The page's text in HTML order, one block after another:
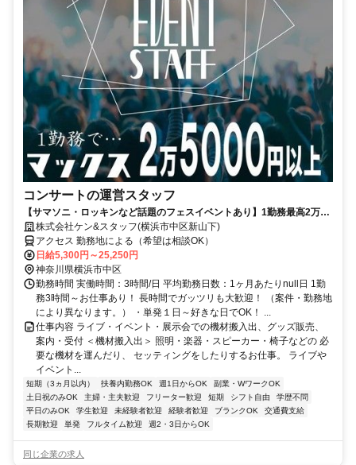
コンサートの運営スタッフ
【サマソニ・ロッキンなど話題のフェスイベントあり】1勤務最高2万
5250円！人気のイベント・ライブ・コンサートがたくさん！単発1日～
働きたい時でＯＫ！
株式会社ケン&スタッフ(横浜市中区新山下)
アクセス 勤務地による（希望は相談OK）
日給5,300円～25,250円
神奈川県横浜市中区
勤務時間 実働時間：3時間/日 平均勤務日数：1ヶ月あたりnull日 1勤
務3時間～お仕事あり！ 長時間でガッツリも大歓迎！ （案件・勤務地
により異なります。） ・単発１日～好きな日でOK！ ...
仕事内容 ライブ・イベント・展示会での機材搬入出、グッズ販売、
案内・受付 ＜機材搬入出＞ 照明・楽器・スピーカー・椅子などの 必
要な機材を運んだり、 セッティングをしたりするお仕事。 ライブや
イベント...
短期（3ヵ月以内） 扶養内勤務OK 週1日からOK
副業・WワークOK
土日祝のみOK
主婦・主夫歓迎 フリーター歓迎 短期 シフト自由
学歴不問
平日のみOK
学生歓迎 未経験者歓迎 経験者歓迎 ブランクOK
交通費支給
長期歓迎
単発 フルタイム歓迎 週2・3日からOK
同じ企業の求人